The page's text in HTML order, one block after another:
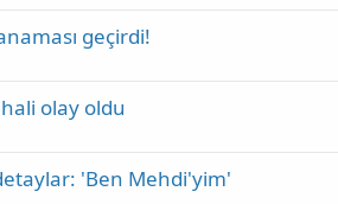
geçirdi!
olay oldu
'Ben Mehdi'yim'